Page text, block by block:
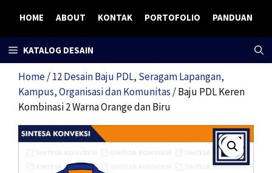
content
HOME ABOUT KONTAK PORTOFOLIO PANDUAN
KATALOG DESAIN
Home/12 Desain Baju PDL, Seragam Lapangan,
Kampus, Organisasi dan Komunitas / Baju PDL Keren
Kombinasi 2 Warna Orange dan Biru